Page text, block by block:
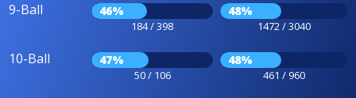
9-Ball 46%
184 / 398
48%
1472 / 3040
10-Ball 47%
50 / 106
48%
461 / 960